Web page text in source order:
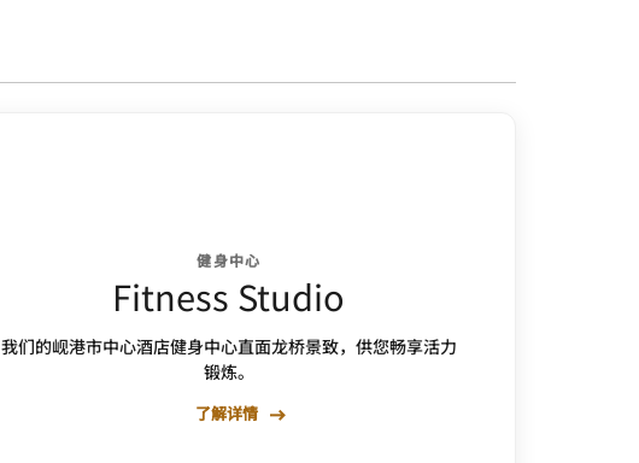
健身中心
Fitness Studio
我们的岘港市中心酒店健身中心直面龙桥景致，供您畅享活力
锻炼。
了解详情